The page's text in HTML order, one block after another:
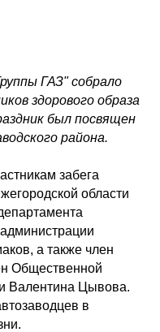
ГАЗ" собрало
здорового образа
был посвящен
района.
забега
области
а также член
Общественной
Валентина Цывова.
в